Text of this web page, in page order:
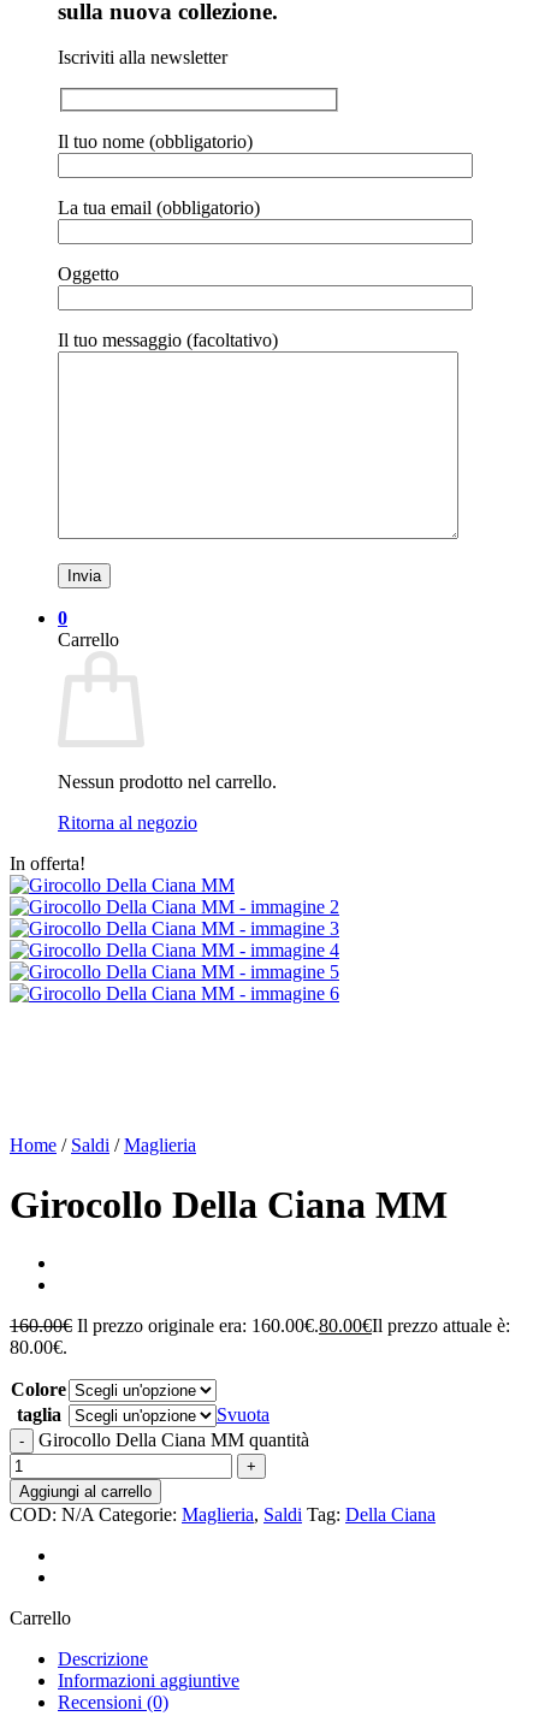
sulla nuova collezione.
Iscriviti alla newsletter
Il tuo nome (obbligatorio)
La tua email (obbligatorio)
Oggetto
Il tuo messaggio (facoltativo)
0
Carrello
Nessun prodotto nel carrello.
Ritorna al negozio
In offerta!
Home / Saldi / Maglieria
Girocollo Della Ciana MM
160.00€ Il prezzo originale era: 160.00€.80.00€Il prezzo attuale è:
80.00€.
Colore
taglia
Svuota
Girocollo Della Ciana MM quantità
Aggiungi al carrello
COD: N/A Categorie: Maglieria, Saldi Tag: Della Ciana
Carrello
Descrizione
Informazioni aggiuntive
Recensioni (0)